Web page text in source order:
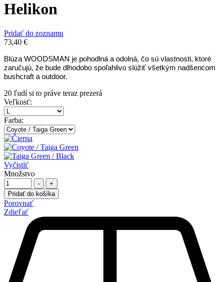
Helikon
Pridať do zoznamu
73,40 €
Blúza WOODSMAN je pohodlná a odolná, čo sú vlastnosti, ktoré
zaručujú, že bude dlhodobo spoľahlivo slúžiť všetkým nadšencom
bushcraft a outdoor.
20 ľudí si to práve teraz prezerá
Veľkosť:
Farba:
Vyčistiť
Množstvo
-
+
Pridať do košíka
Porovnať
Zdieľať